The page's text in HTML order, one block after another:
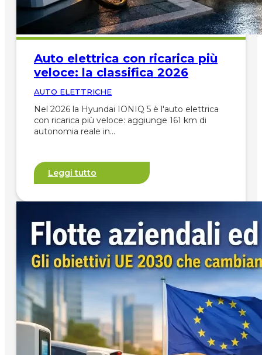
Auto elettrica con ricarica più
veloce: la classifica 2026
AUTO ELETTRICHE
Nel 2026 la Hyundai IONIQ 5 è l'auto elettrica
con ricarica più veloce: aggiunge 161 km di
autonomia reale in…
Leggi tutto